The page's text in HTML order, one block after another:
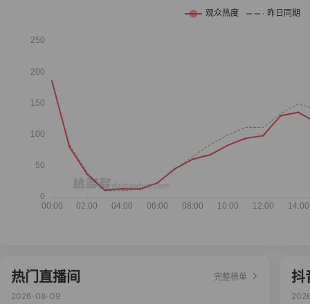
热门直播间
完整榜单
2026-08-09
抖